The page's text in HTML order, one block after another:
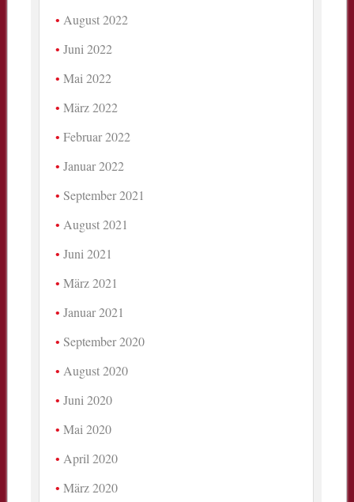
August 2022
Juni 2022
Mai 2022
März 2022
Februar 2022
Januar 2022
September 2021
August 2021
Juni 2021
März 2021
Januar 2021
September 2020
August 2020
Juni 2020
Mai 2020
April 2020
März 2020